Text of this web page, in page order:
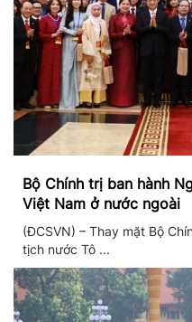
Bộ Chính trị ban hành
Việt Nam ở nước ngoài
(ĐCSVN) – Thay mặt Bộ
tịch nước Tô ...